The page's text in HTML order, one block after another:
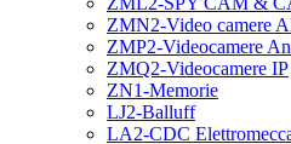
ZMN2-Video camere
ZMP2-Videocamere
ZMQ2-Videocamere IP
ZN1-Memorie
LJ2-Balluff
LA2-CDC